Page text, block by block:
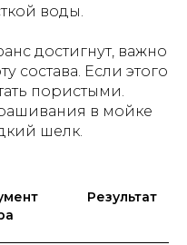
воды.
достигнут, важно
состава. Если этого
пористыми.
в мойке
шелк.
Результат